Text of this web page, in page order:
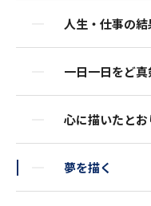
人生・仕事の
一日一日をど
心に描いたとお
夢を描く